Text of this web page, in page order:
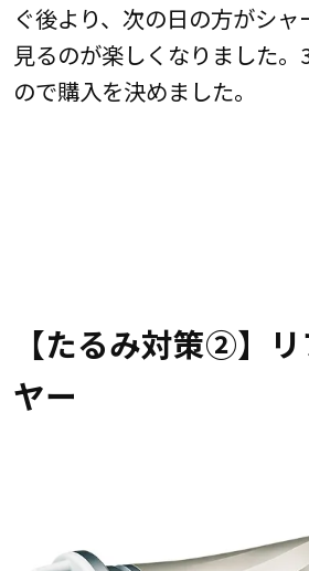
ぐ後より、次の日の方がシャ
見るのが楽しくなりました
ので購入を決めました。
【たるみ対策②】
ヤー